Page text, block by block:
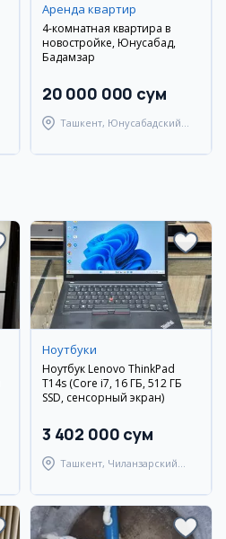
Аренда квартир
4-комнатная квартира в
новостройке, Юнусабад,
Бадамзар
20 000 000 сум
Ташкент, Юнусабадский
Ноутбуки
Ноутбук Lenovo ThinkPad
T14s (Core i7, 16 ГБ, 512 ГБ
SSD, сенсорный экран)
3 402 000 сум
Ташкент, Чиланзарский